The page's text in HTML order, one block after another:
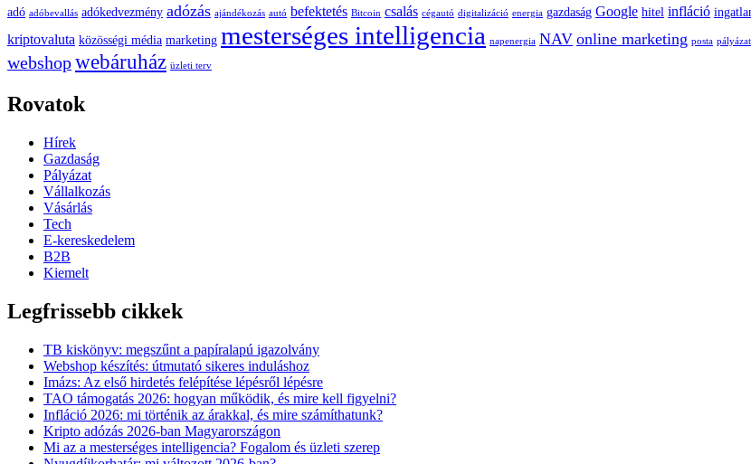
adó adóbevallás adókedvezmény adózás ajándékozás autó befektetés Bitcoin csalás cégautó digitalizáció energia gazdaság Google hitel infláció
kriptovaluta közösségi média marketing mesterséges intelligencia napenergia NAV online marketing posta pályázat
webshopwebáruház üzleti terv
Rovatok
Hírek
Gazdaság
Pályázat
Vállalkozás
Vásárlás
Tech
E-kereskedelem
B2B
Kiemelt
Legfrissebb cikkek
TB kiskönyv: megszűnt a papíralapú igazolvány
Webshop készítés: útmutató sikeres induláshoz
Imázs: Az első hirdetés felépítése lépésről lépésre
TAO támogatás 2026: hogyan működik, és mire kell figyelni?
Infláció 2026: mi történik az árakkal, és mire számíthatunk?
Kripto adózás 2026-ban Magyarországon
Mi az a mesterséges intelligencia? Fogalom és üzleti szerep